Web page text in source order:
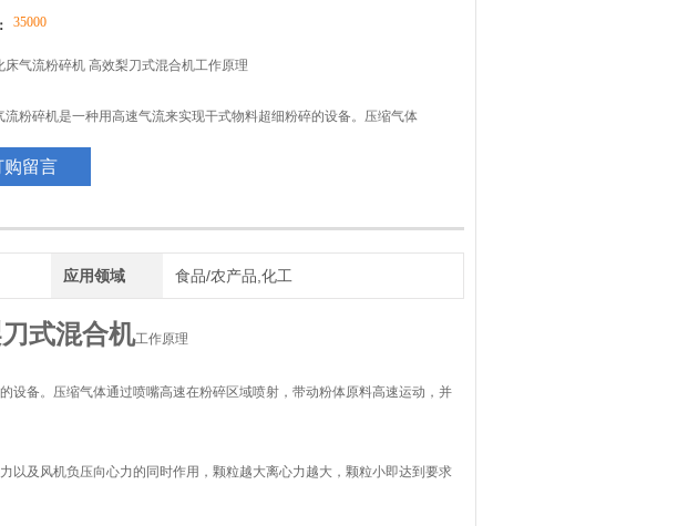
35000
床气流粉碎机 高效梨刀式混合机工作原理
流粉碎机是一种用高速气流来实现干式物料超细粉碎的设备。压缩气体
到自身碰撞粉碎，被粉碎的
入旋风分离器和捕集器收集
购留言
应用领域 食品/农产品,化工
式混合机工作原理
设备。压缩气体通过喷嘴高速在粉碎区域喷射，带动粉体原料高速运动，并
以及风机负压向心力的同时作用，颗粒越大离心力越大，颗粒小即达到要求